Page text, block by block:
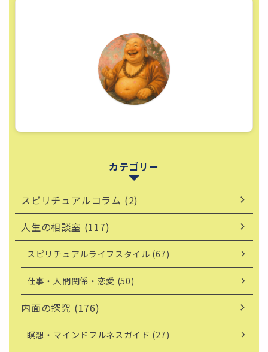
カテゴリー
スピリチュアルコラム (2)
人生の相談室 (117)
スピリチュアルライフスタイル (67)
仕事・人間関係・恋愛 (50)
内面の探究 (176)
瞑想・マインドフルネスガイド (27)